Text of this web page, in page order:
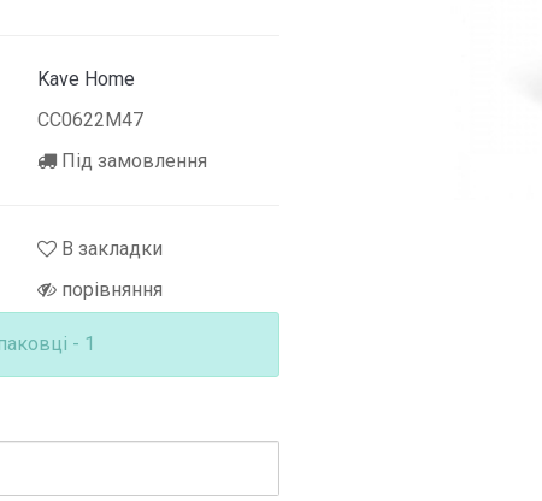
Kave Home
CC0622M47
Під замовлення
В закладки
порівняння
- 1